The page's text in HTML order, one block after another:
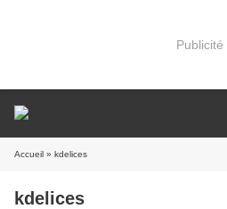
Publicité
Accueil » kdelices
kdelices